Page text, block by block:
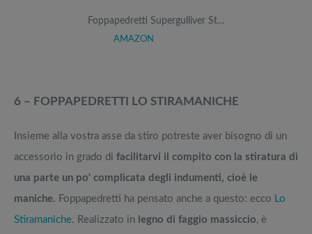
Foppapedretti Supergulliver St…
AMAZON
6 – FOPPAPEDRETTI LO STIRAMANICHE
Insieme alla vostra asse da stiro potreste aver bisogno di un
accessorio in grado di facilitarvi il compito con la stiratura di
una parte un po’ complicata degli indumenti, cioè le
maniche. Foppapedretti ha pensato anche a questo: ecco Lo
Stiramaniche. Realizzato in legno di faggio massiccio, è